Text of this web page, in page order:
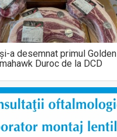
a desemnat primul Golden
Duroc de la DCD